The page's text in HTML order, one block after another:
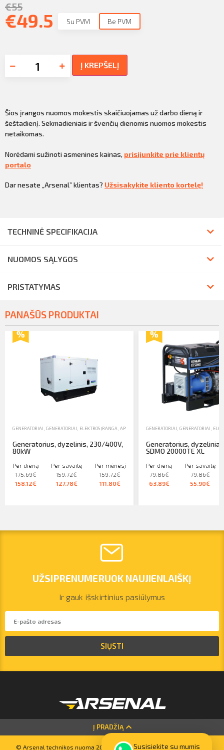
vilnius@arsenalrent.com
Susisiekite su mumis
€55
€49.5 Su PVM Be PVM
Į KREPŠELĮ
Šios įrangos nuomos mokestis skaičiuojamas už darbo dieną ir
šeštadienį. Sekmadieniais ir švenčių dienomis nuomos mokestis
netaikomas.
Norėdami sužinoti asmenines kainas, prisijunkite prie klientų
portalo
Dar nesate „Arsenal” klientas? Užsisakykite kliento kortelę!
TECHNINĖ SPECIFIKACIJA
NUOMOS SĄLYGOS
PRISTATYMAS
PANAŠŪS PRODUKTAI
GENERATORIAI GENERATORIAI, ELEKTROS ĮRANGA, APŠVIETIMO ĮRANGA,NUOMA
Generatorius, dyzelinis, 230/400V,
80kW
Per dieną
175.69€
158.12€
Per savaitę
159.72€
127.78€
Per mėnesį
159.72€
111.80€
GENERATORIAI GENERATORIAI,
Generatorius, dyzeliniai,
SDMO 20000TE XL
Per dieną
79.86€
63.89€
Per savaitę
79.86€
55.90€
UŽSIPRENUMERUOK NAUJIENLAIŠKĮ
Ir gauk išskirtinius pasiūlymus
SIŲSTI
Į PRADŽIĄ
© Arsenal technikos nuoma 2023. Visos teisės saugomos. Svetainių